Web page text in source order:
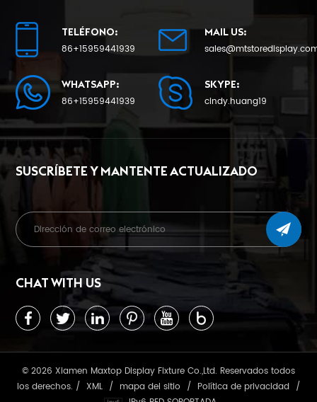
TELÉFONO:
86+15959441939
MAIL US:
WHATSAPP:
86+15959441939
SKYPE:
cindy.huang19
SUSCRÍBETE Y MANTENTE ACTUALIZADO
CHAT WITH US
© 2026 Xiamen Maxtop Display Fixture Co.,Ltd. Reservados todos
los derechos. / XML / mapa del sitio / Política de privacidad /